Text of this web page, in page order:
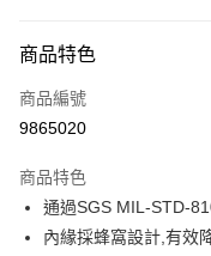
信用卡一次付款
超商取貨付款
Apple Pay
街口支付
商品特色
商品編號
9865020
商品特色
通過SGS MIL-STD-
內緣採蜂窩設計,有效